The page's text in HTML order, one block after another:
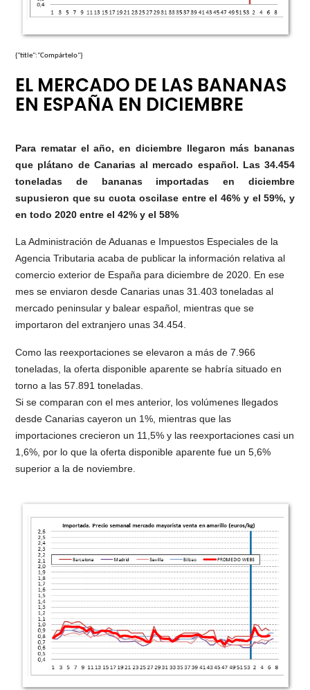
{"title":"Compártelo"}
EL MERCADO DE LAS BANANAS
EN ESPAÑA EN DICIEMBRE
Para rematar el año, en diciembre llegaron más bananas
que plátano de Canarias al mercado español. Las 34.454
toneladas de bananas importadas en diciembre
supusieron que su cuota oscilase entre el 46% y el 59%, y
en todo 2020 entre el 42% y el 58%
La Administración de Aduanas e Impuestos Especiales de la
Agencia Tributaria acaba de publicar la información relativa al
comercio exterior de España para diciembre de 2020. En ese
mes se enviaron desde Canarias unas 31.403 toneladas al
mercado peninsular y balear español, mientras que se
importaron del extranjero unas 34.454.
Como las reexportaciones se elevaron a más de 7.966
toneladas, la oferta disponible aparente se habría situado en
torno a las 57.891 toneladas.
Si se comparan con el mes anterior, los volúmenes llegados
desde Canarias cayeron un 1%, mientras que las
importaciones crecieron un 11,5% y las reexportaciones casi un
1,6%, por lo que la oferta disponible aparente fue un 5,6%
superior a la de noviembre.